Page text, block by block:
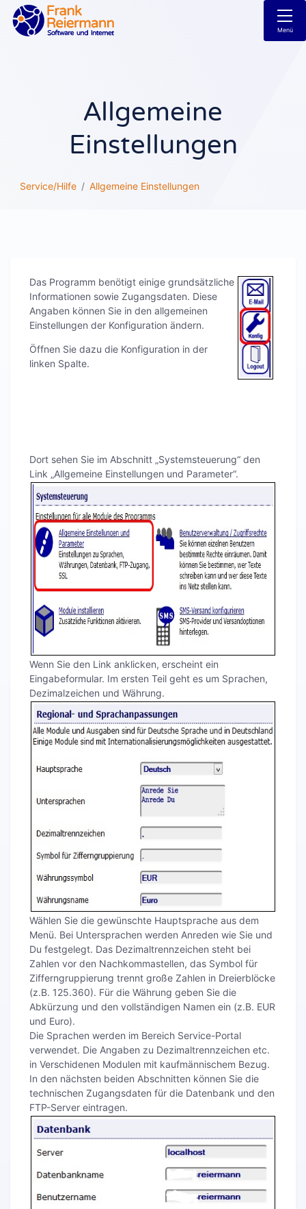
Menü
Allgemeine
Einstellungen
Service/Hilfe Allgemeine Einstellungen
Das Programm benötigt einige grundsätzliche
Informationen sowie Zugangsdaten. Diese
Angaben können Sie in den allgemeinen
Einstellungen der Konfiguration ändern.
Öffnen Sie dazu die Konfiguration in der
linken Spalte.
Dort sehen Sie im Abschnitt „Systemsteuerung“ den
Link „Allgemeine Einstellungen und Parameter“.
Wenn Sie den Link anklicken, erscheint ein
Eingabeformular. Im ersten Teil geht es um Sprachen,
Dezimalzeichen und Währung.
Wählen Sie die gewünschte Hauptsprache aus dem
Menü. Bei Untersprachen werden Anreden wie Sie und
Du festgelegt. Das Dezimaltrennzeichen steht bei
Zahlen vor den Nachkommastellen, das Symbol für
Zifferngruppierung trennt große Zahlen in Dreierblöcke
(z.B. 125.360). Für die Währung geben Sie die
Abkürzung und den vollständigen Namen ein (z.B. EUR
und Euro).
Die Sprachen werden im Bereich Service-Portal
verwendet. Die Angaben zu Dezimaltrennzeichen etc.
in Verschidenen Modulen mit kaufmännischem Bezug.
In den nächsten beiden Abschnitten können Sie die
technischen Zugangsdaten für die Datenbank und den
FTP-Server eintragen.